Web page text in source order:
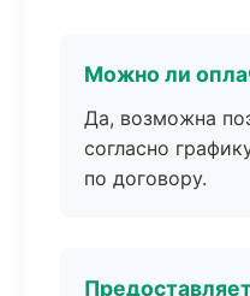
Можно ли
Да, возможна
согласно
по договору.